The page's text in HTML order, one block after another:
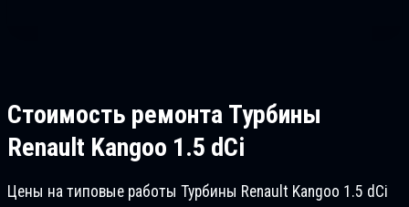
Стоимость ремонта Турбины
Renault Kangoo 1.5 dCi
Цены на типовые работы Турбины Renault Kangoo 1.5 dCi